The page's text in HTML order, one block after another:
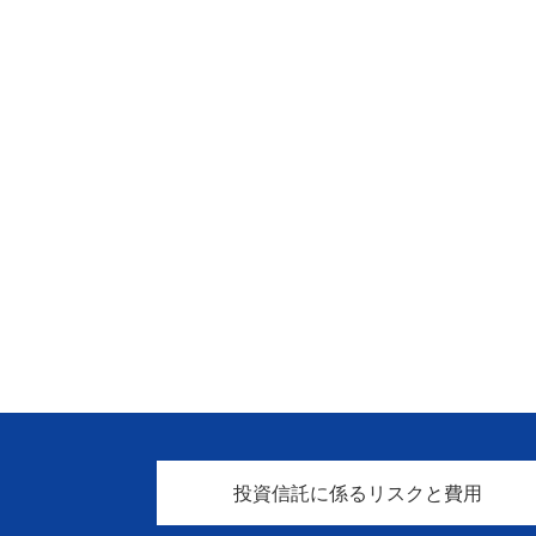
投資信託に係るリスクと費用